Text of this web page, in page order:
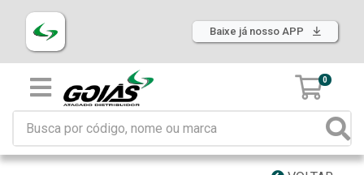
Baixe já nosso APP
0